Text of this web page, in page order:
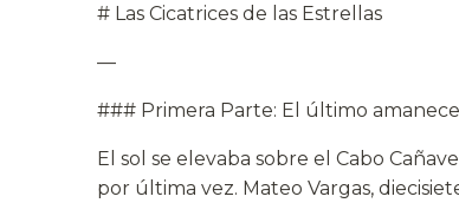
# Las Cicatrices de las Estrellas
—
### Primera Parte: El último
El sol se elevaba sobre el Cabo
por última vez. Mateo Vargas,